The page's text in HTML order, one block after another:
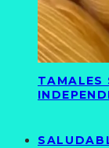
TAMALES